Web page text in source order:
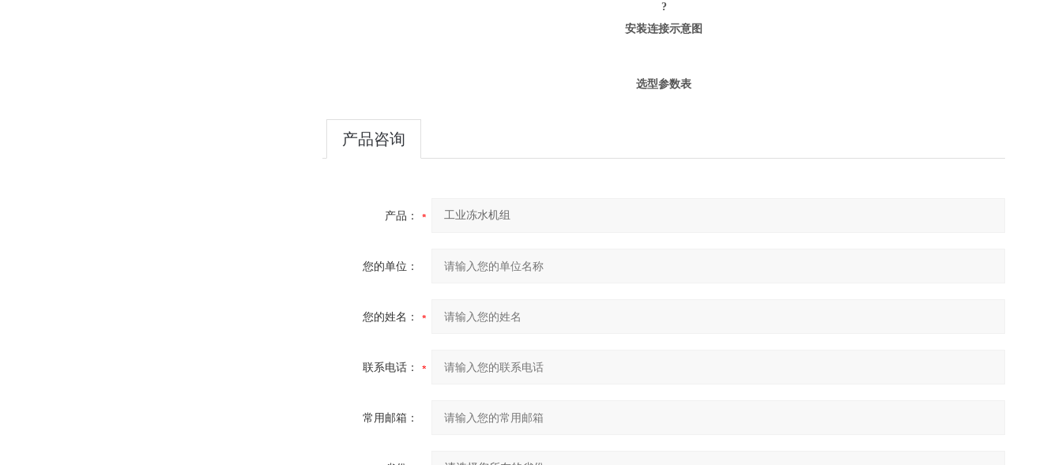
?
安装连接示意图
选型参数表
产品咨询
产品：
您的单位：
您的姓名：
联系电话：
常用邮箱：